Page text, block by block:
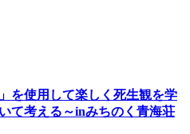
を使用して楽しく死生観を学
て考える～inみちのく青海荘